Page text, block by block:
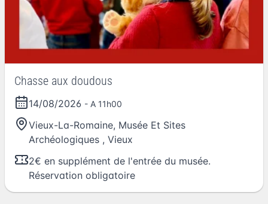
Chasse aux doudous
14/08/2026 - A 11h00
Vieux-La-Romaine, Musée Et Sites
Archéologiques , Vieux
2€ en supplément de l'entrée du musée.
Réservation obligatoire